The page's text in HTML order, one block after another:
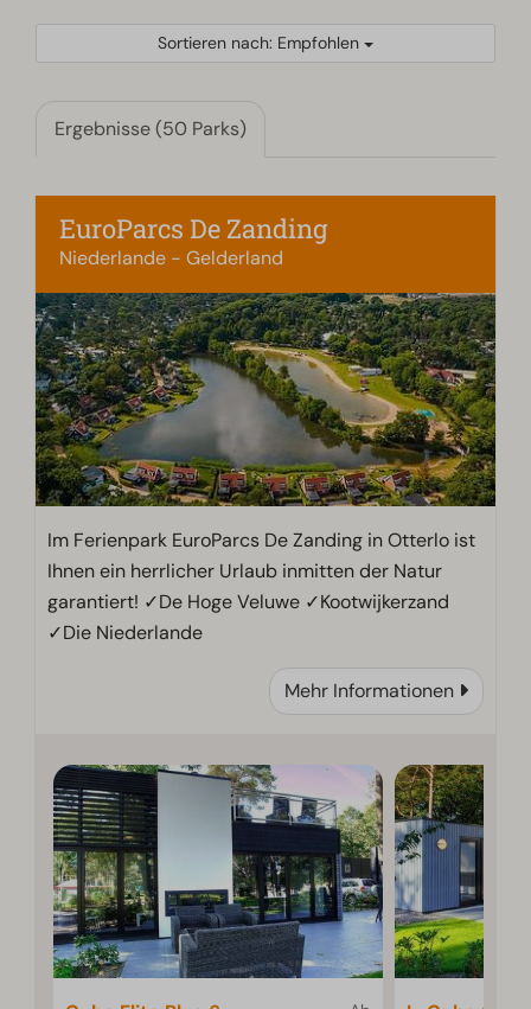
Sortieren nach: Empfohlen
Ergebnisse (50 Parks)
EuroParcs De Zanding
Niederlande - Gelderland
Im Ferienpark EuroParcs De Zanding in Otterlo ist
Ihnen ein herrlicher Urlaub inmitten der Natur
garantiert! ✓De Hoge Veluwe ✓Kootwijkerzand
✓Die Niederlande
Mehr Informationen